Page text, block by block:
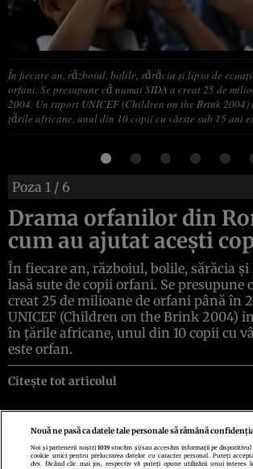
În fiecare an, războiul, bolile, sărăcia şi lipsa de
orfani. Se presupune că numai SIDA a creat 25 de
2004. Un raport UNICEF (Children on the Brink
ţările africane, unul din 10 copii cu vârste sub 15 ani
Poza 1 / 6
Drama orfanilor din
cum au ajutat aceşti
În fiecare an, războiul, bolile, sărăcia şi
lasă sute de copii orfani. Se presupune
creat 25 de milioane de orfani până în
UNICEF (Children on the Brink 2004)
în ţările africane, unul din 10 copii cu
este orfan.
Citește tot articolul
Politica de confidenţialitate Politica de cookies
Nouă ne pasă ca datele tale personale să rămână
Noi și partenerii noștri1019 stocăm și/sau accesăm informații pe
cookie unici pentru prelucrarea datelor cu caracter personal. Puteți
dvs. făcând clic mai jos, respectiv vă puteți opune utilizării unui interes